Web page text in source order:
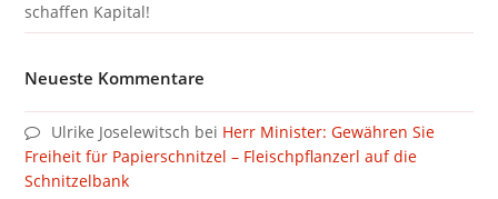
schaffen Kapital!
Neueste Kommentare
Ulrike Joselewitsch bei Herr Minister: Gewähren Sie
Freiheit für Papierschnitzel – Fleischpflanzerl auf die
Schnitzelbank